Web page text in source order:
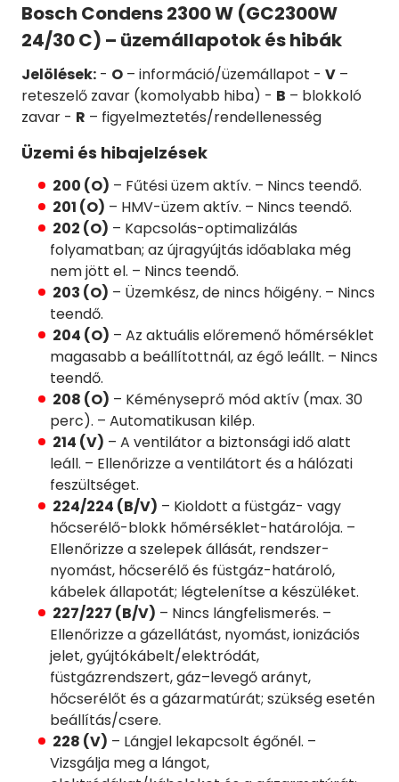
Bosch Condens 2300 W (GC2300W
24/30 C) – üzemállapotok és hibák
Jelölések: - O – információ/üzemállapot - V –
reteszelő zavar (komolyabb hiba) - B – blokkoló
zavar - R – figyelmeztetés/rendellenesség
Üzemi és hibajelzések
200 (O) – Fűtési üzem aktív. – Nincs teendő.
201 (O) – HMV-üzem aktív. – Nincs teendő.
202 (O) – Kapcsolás-optimalizálás
folyamatban; az újragyújtás időablaka még
nem jött el. – Nincs teendő.
203 (O) – Üzemkész, de nincs hőigény. – Nincs
teendő.
204 (O) – Az aktuális előremenő hőmérséklet
magasabb a beállítottnál, az égő leállt. – Nincs
teendő.
208 (O) – Kéményseprő mód aktív (max. 30
perc). – Automatikusan kilép.
214 (V) – A ventilátor a biztonsági idő alatt
leáll. – Ellenőrizze a ventilátort és a hálózati
feszültséget.
224/224 (B/V) – Kioldott a füstgáz- vagy
hőcserélő-blokk hőmérséklet-határolója. –
Ellenőrizze a szelepek állását, rendszer-
nyomást, hőcserélő és füstgáz-határoló,
kábelek állapotát; légtelenítse a készüléket.
227/227 (B/V) – Nincs lángfelismerés. –
Ellenőrizze a gázellátást, nyomást, ionizációs
jelet, gyújtókábelt/elektródát,
füstgázrendszert, gáz–levegő arányt,
hőcserélőt és a gázarmatúrát; szükség esetén
beállítás/csere.
228 (V) – Lángjel lekapcsolt égőnél. –
Vizsgálja meg a lángot,